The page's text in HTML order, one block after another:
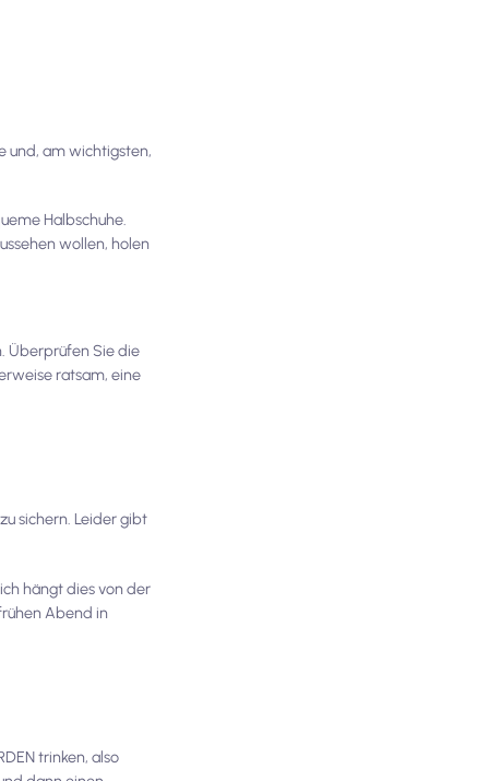
und, am wichtigsten,
Halbschuhe.
wollen, holen
Überprüfen Sie die
ratsam, eine
sichern. Leider gibt
hängt dies von der
Abend in
trinken, also